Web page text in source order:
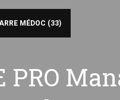
MÉDOC (33)
PRO